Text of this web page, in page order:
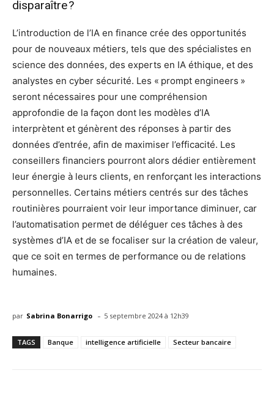
disparaître ?
L’introduction de l’IA en finance crée des opportunités
pour de nouveaux métiers, tels que des spécialistes en
science des données, des experts en IA éthique, et des
analystes en cyber sécurité. Les « prompt engineers »
seront nécessaires pour une compréhension
approfondie de la façon dont les modèles d’IA
interprètent et génèrent des réponses à partir des
données d’entrée, afin de maximiser l’efficacité. Les
conseillers financiers pourront alors dédier entièrement
leur énergie à leurs clients, en renforçant les interactions
personnelles. Certains métiers centrés sur des tâches
routinières pourraient voir leur importance diminuer, car
l’automatisation permet de déléguer ces tâches à des
systèmes d’IA et de se focaliser sur la création de valeur,
que ce soit en termes de performance ou de relations
humaines.
par Sabrina Bonarrigo - 5 septembre 2024 à 12h39
TAGS Banque intelligence artificielle Secteur bancaire